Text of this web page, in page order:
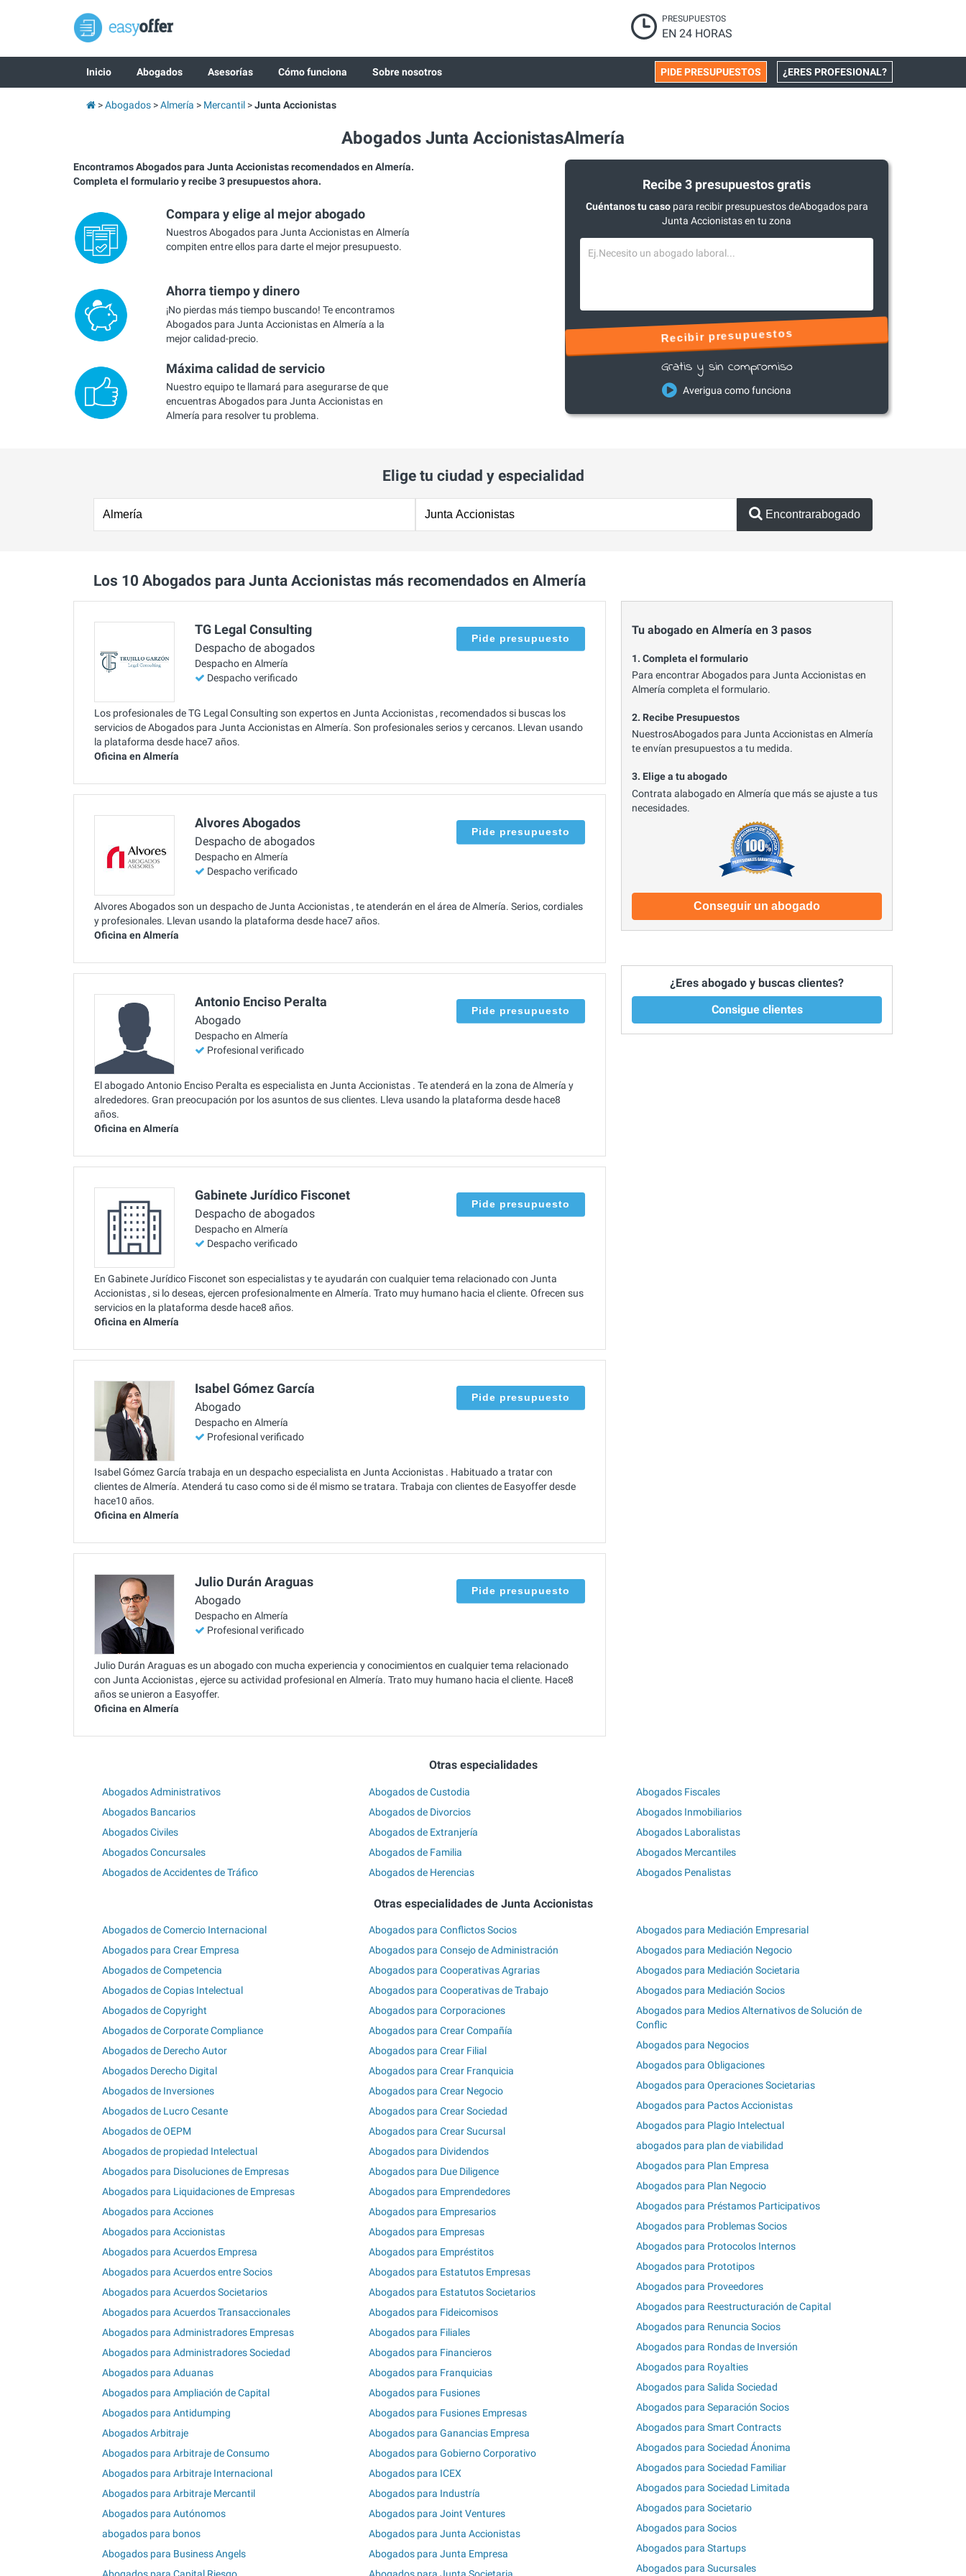
PRESUPUESTOS
EN 24 HORAS
Inicio Abogados Asesorías Cómo funciona Sobre nosotros ¿ERES PROFESIONAL?
PIDE PRESUPUESTOS
Abogados Almería Mercantil Junta Accionistas
Abogados Junta AccionistasAlmería
Encontramos Abogados para Junta Accionistas recomendados en Almería.
Completa el formulario y recibe 3 presupuestos ahora.
Compara y elige al mejor abogado
Nuestros Abogados para Junta Accionistas en Almería
compiten entre ellos para darte el mejor presupuesto.
Ahorra tiempo y dinero
¡No pierdas más tiempo buscando! Te encontramos
Abogados para Junta Accionistas en Almería a la
mejor calidad-precio.
Máxima calidad de servicio
Nuestro equipo te llamará para asegurarse de que
encuentras Abogados para Junta Accionistas en
Almería para resolver tu problema.
Recibe 3 presupuestos gratis
Cuéntanos tu casopara recibir presupuestos deAbogados para
Junta Accionistas en tu zona
Recibir presupuestos
Gratis y sin compromiso
Averigua como funciona
Elige tu ciudad y especialidad
Encontrarabogado
Los 10 Abogados para Junta Accionistas más recomendados en Almería
TG Legal Consulting
Despacho de abogados
Despacho en Almería
Despacho verificado
Pide presupuesto
Los profesionales de TG Legal Consulting son expertos en Junta Accionistas , recomendados si buscas los
servicios de Abogados para Junta Accionistas en Almería. Son profesionales serios y cercanos. Llevan usando
la plataforma desde hace7 años.
Oficina en Almería
Alvores Abogados
Despacho de abogados
Despacho en Almería
Despacho verificado
Pide presupuesto
Alvores Abogados son un despacho de Junta Accionistas , te atenderán en el área de Almería. Serios, cordiales
y profesionales. Llevan usando la plataforma desde hace7 años.
Oficina en Almería
Antonio Enciso Peralta
Abogado
Despacho en Almería
Profesional verificado
Pide presupuesto
El abogado Antonio Enciso Peralta es especialista en Junta Accionistas . Te atenderá en la zona de Almería y
alrededores. Gran preocupación por los asuntos de sus clientes. Lleva usando la plataforma desde hace8
años.
Oficina en Almería
Gabinete Jurídico Fisconet
Despacho de abogados
Despacho en Almería
Despacho verificado
Pide presupuesto
En Gabinete Jurídico Fisconet son especialistas y te ayudarán con cualquier tema relacionado con Junta
Accionistas , si lo deseas, ejercen profesionalmente en Almería. Trato muy humano hacia el cliente. Ofrecen sus
servicios en la plataforma desde hace8 años.
Oficina en Almería
Isabel Gómez García
Abogado
Despacho en Almería
Profesional verificado
Pide presupuesto
Isabel Gómez García trabaja en un despacho especialista en Junta Accionistas . Habituado a tratar con
clientes de Almería. Atenderá tu caso como si de él mismo se tratara. Trabaja con clientes de Easyoffer desde
hace10 años.
Oficina en Almería
Julio Durán Araguas
Abogado
Despacho en Almería
Profesional verificado
Pide presupuesto
Julio Durán Araguas es un abogado con mucha experiencia y conocimientos en cualquier tema relacionado
con Junta Accionistas , ejerce su actividad profesional en Almería. Trato muy humano hacia el cliente. Hace8
años se unieron a Easyoffer.
Oficina en Almería
Tu abogado en Almería en 3 pasos
1. Completa el formulario
Para encontrar Abogados para Junta Accionistas en
Almería completa el formulario.
2. Recibe Presupuestos
NuestrosAbogados para Junta Accionistas en Almería
te envían presupuestos a tu medida.
3. Elige a tu abogado
Contrata alabogado en Almería que más se ajuste a tus
necesidades.
Conseguir un abogado
¿Eres abogado y buscas clientes?
Consigue clientes
Otras especialidades
Abogados Administrativos
Abogados Bancarios
Abogados Civiles
Abogados Concursales
Abogados de Accidentes de Tráfico
Abogados de Custodia
Abogados de Divorcios
Abogados de Extranjería
Abogados de Familia
Abogados de Herencias
Abogados Fiscales
Abogados Inmobiliarios
Abogados Laboralistas
Abogados Mercantiles
Abogados Penalistas
Otras especialidades de Junta Accionistas
Abogados de Comercio Internacional
Abogados para Crear Empresa
Abogados de Competencia
Abogados de Copias Intelectual
Abogados de Copyright
Abogados de Corporate Compliance
Abogados de Derecho Autor
Abogados Derecho Digital
Abogados de Inversiones
Abogados de Lucro Cesante
Abogados de OEPM
Abogados de propiedad Intelectual
Abogados para Disoluciones de Empresas
Abogados para Liquidaciones de Empresas
Abogados para Acciones
Abogados para Accionistas
Abogados para Acuerdos Empresa
Abogados para Acuerdos entre Socios
Abogados para Acuerdos Societarios
Abogados para Acuerdos Transaccionales
Abogados para Administradores Empresas
Abogados para Administradores Sociedad
Abogados para Aduanas
Abogados para Ampliación de Capital
Abogados para Antidumping
Abogados Arbitraje
Abogados para Arbitraje de Consumo
Abogados para Arbitraje Internacional
Abogados para Arbitraje Mercantil
Abogados para Autónomos
abogados para bonos
Abogados para Business Angels
Abogados para Conflictos Socios
Abogados para Consejo de Administración
Abogados para Cooperativas Agrarias
Abogados para Cooperativas de Trabajo
Abogados para Corporaciones
Abogados para Crear Compañía
Abogados para Crear Filial
Abogados para Crear Franquicia
Abogados para Crear Negocio
Abogados para Crear Sociedad
Abogados para Crear Sucursal
Abogados para Dividendos
Abogados para Due Diligence
Abogados para Emprendedores
Abogados para Empresarios
Abogados para Empresas
Abogados para Empréstitos
Abogados para Estatutos Empresas
Abogados para Estatutos Societarios
Abogados para Fideicomisos
Abogados para Filiales
Abogados para Financieros
Abogados para Franquicias
Abogados para Fusiones
Abogados para Fusiones Empresas
Abogados para Ganancias Empresa
Abogados para Gobierno Corporativo
Abogados para ICEX
Abogados para Industría
Abogados para Joint Ventures
Abogados para Junta Accionistas
Abogados para Junta Empresa
Abogados para Mediación Empresarial
Abogados para Mediación Negocio
Abogados para Mediación Societaria
Abogados para Mediación Socios
Abogados para Medios Alternativos de Solución de
Conflic
Abogados para Negocios
Abogados para Obligaciones
Abogados para Operaciones Societarias
Abogados para Pactos Accionistas
Abogados para Plagio Intelectual
abogados para plan de viabilidad
Abogados para Plan Empresa
Abogados para Plan Negocio
Abogados para Préstamos Participativos
Abogados para Problemas Socios
Abogados para Protocolos Internos
Abogados para Prototipos
Abogados para Proveedores
Abogados para Reestructuración de Capital
Abogados para Renuncia Socios
Abogados para Rondas de Inversión
Abogados para Royalties
Abogados para Salida Sociedad
Abogados para Separación Socios
Abogados para Smart Contracts
Abogados para Sociedad Ánonima
Abogados para Sociedad Familiar
Abogados para Sociedad Limitada
Abogados para Societario
Abogados para Socios
Abogados para Startups
Abogados para Sucursales